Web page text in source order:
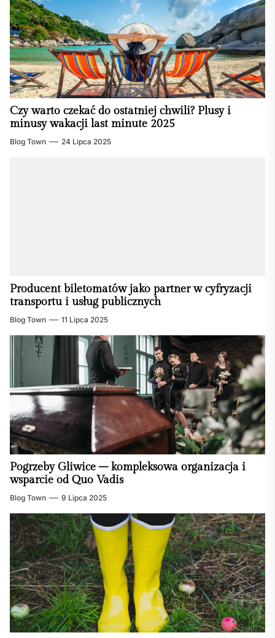
Czy warto czekać do ostatniej chwili? Plusy i
minusy wakacji last minute 2025
Blog Town 24 Lipca 2025
Producent biletomatów jako partner w cyfryzacji
transportu i usług publicznych
Blog Town 11 Lipca 2025
Pogrzeby Gliwice – kompleksowa organizacja i
wsparcie od Quo Vadis
Blog Town 9 Lipca 2025